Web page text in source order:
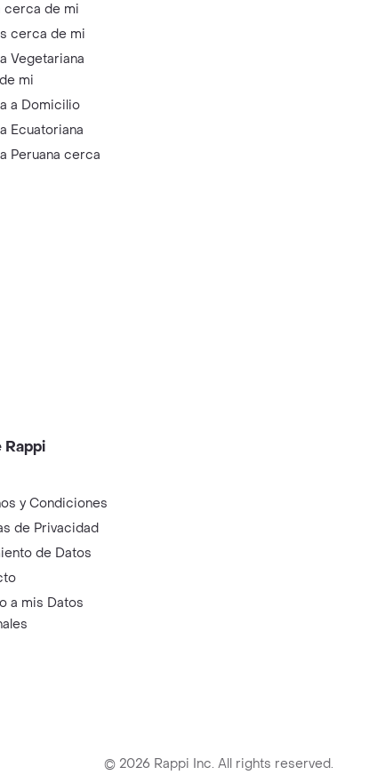
cerca de mi
cerca de mi
Vegetariana
mi
a Domicilio
Ecuatoriana
Peruana cerca
Rappi
y Condiciones
de Privacidad
de Datos
a mis Datos
© 2026 Rappi Inc. All rights reserved.